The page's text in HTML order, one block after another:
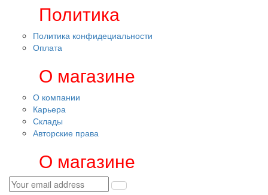
Политика
Политика конфидециальности
Оплата
О магазине
О компании
Карьера
Склады
Авторские права
О магазине